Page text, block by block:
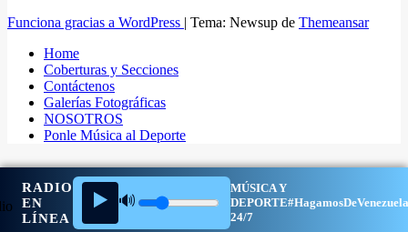
RADIO
EN
LÍNEA
▶️ 🔊
MÚSICA Y
DEPORTE
24/7
Funciona gracias a WordPress | Tema: Newsup de Themeansar
Home
Coberturas y Secciones
Contáctenos
Galerías Fotográficas
NOSOTROS
Ponle Música al Deporte